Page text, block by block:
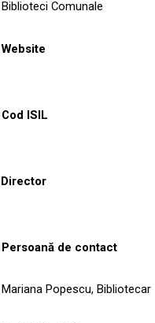
Biblioteci Comunale
Website
Cod ISIL
Director
Persoană de contact
Mariana Popescu, Bibliotecar